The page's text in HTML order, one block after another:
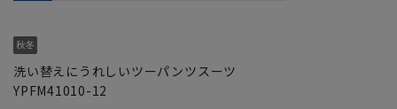
洗い替えにうれしいツーパンツスーツ
YPFM41010-12